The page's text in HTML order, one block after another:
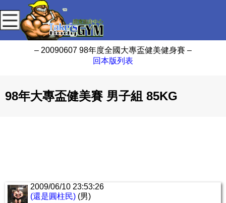
– 20090607 98年度全國大專盃健美健身賽 –
回本版列表
98年大專盃健美賽 男子組 85KG
2009/06/10 23:53:26
(還是圓柱民) (男)